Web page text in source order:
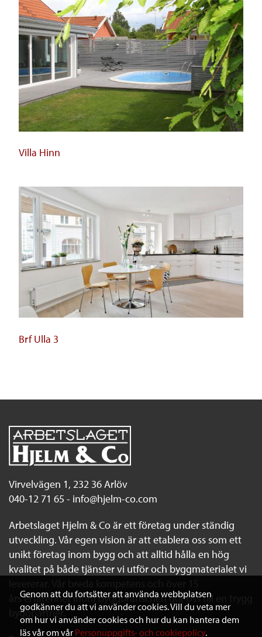
Villa Hinn
Brf Ulla 3
Virvelvägen 1, 232 36 Arlöv
040-12 71 65 - info@hjelm-co.com
Arbetslaget Hjelm & Co är ett företag under ständig
utveckling. Vår egen vision är att etablera oss som ett
unikt företag inom bygg och att alltid hålla en hög
kvalitet på både tjänster vi utför och byggmaterialet vi
års erfarenhet inom byggbranschen gör oss till en trygg
byggpartner.
Genom att du fortsätter att använda webbplatsen
godkänner du att vi använder cookies. Vill du veta mer
om hur vi använder cookies och hur du kan hantera dem
läs vår om vår Personuppgifts- och cookiepolicy.